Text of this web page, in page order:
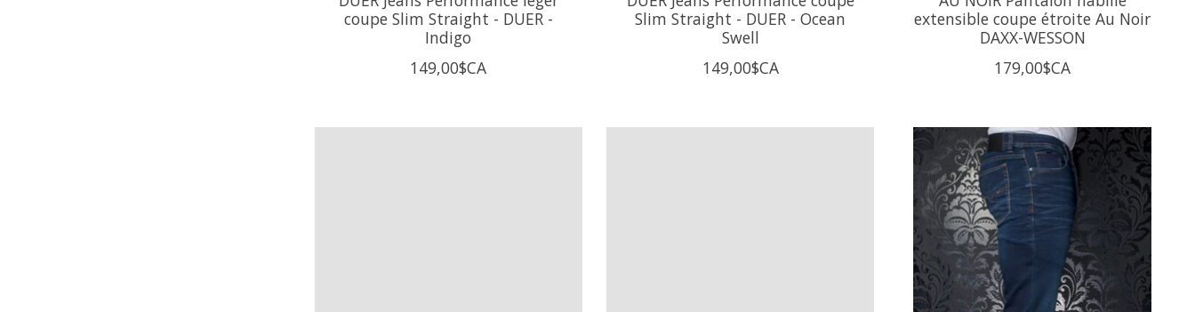
coupe Slim Straight - DUER -
Indigo
149,00$CA
Slim Straight - DUER - Ocean
Swell
149,00$CA
extensible coupe étroite Au Noir
DAXX-WESSON
179,00$CA